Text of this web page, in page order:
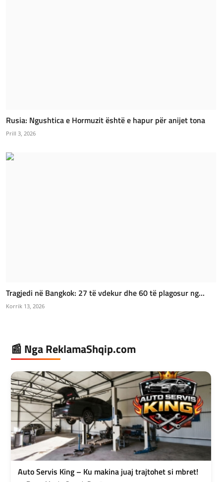
Rusia: Ngushtica e Hormuzit është e hapur për anijet tona
Prill 3, 2026
Tragjedi në Bangkok: 27 të vdekur dhe 60 të plagosur ng...
Korrik 13, 2026
📰 Nga ReklamaShqip.com
Auto Servis King – Ku makina juaj trajtohet si mbret!